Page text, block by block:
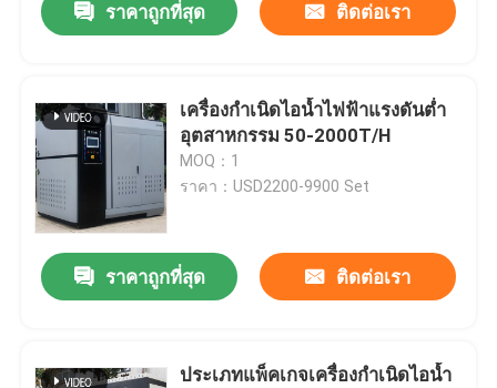
ราคาถูกที่สุด ติดต่อเรา
เครื่องกำเนิดไอน้ำไฟฟ้าแรงดันต่ำ
อุตสาหกรรม 50-2000T/H
MOQ：1
ราคา：USD2200-9900 Set
ราคาถูกที่สุด ติดต่อเรา
ประเภทแพ็คเกจเครื่องกำเนิดไอน้ำ